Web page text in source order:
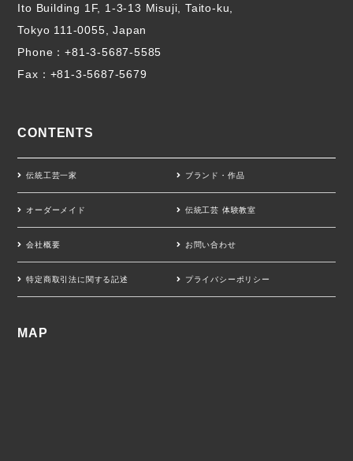
Ito Building 1F, 1-3-13 Misuji, Taito-ku,
Tokyo 111-0055, Japan
Phone：+81-3-5687-5585
Fax：+81-3-5687-5679
CONTENTS
伝統工芸一家 ブランド・作品
オーダーメイド 伝統工芸 体験教室
会社概要 お問い合わせ
特定商取引法に関する記述 プライバシーポリシー
MAP